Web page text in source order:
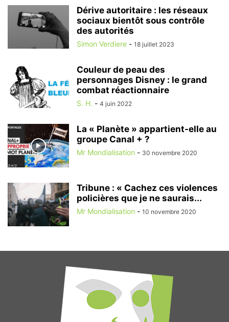
Dérive autoritaire : les réseaux
sociaux bientôt sous contrôle
des autorités
Simon Verdiere - 18 juillet 2023
Couleur de peau des
personnages Disney : le grand
combat réactionnaire
S. H. - 4 juin 2022
La « Planète » appartient-elle au
groupe Canal + ?
Mr Mondialisation - 30 novembre 2020
Tribune : « Cachez ces violences
policières que je ne saurais...
Mr Mondialisation - 10 novembre 2020